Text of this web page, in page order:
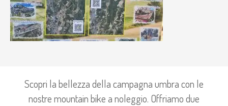
Scopri la bellezza della campagna umbra con le
nostre mountain bike a noleggio. Offriamo due